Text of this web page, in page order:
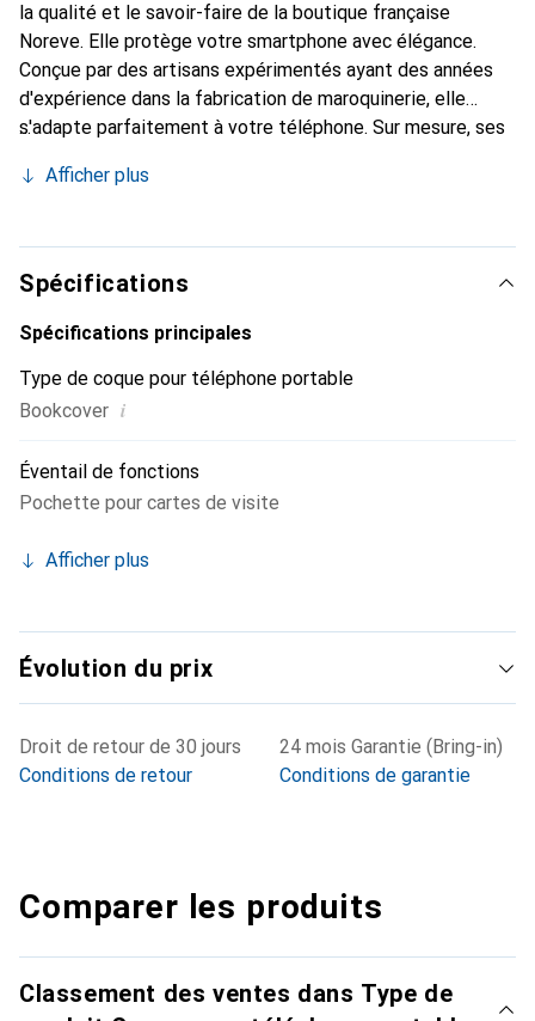
la qualité et le savoir-faire de la boutique française
Noreve. Elle protège votre smartphone avec élégance.
Conçue par des artisans expérimentés ayant des années
d'expérience dans la fabrication de maroquinerie, elle
s'adapte parfaitement à votre téléphone. Sur mesure, ses
peau. Elle devient l'accessoire chic et indispensable pour
ses produits de haute qualité, la marque Noreve est un
choix fiable pour une clientèle exigeante.
Afficher plus
Spécifications
Spécifications principales
Type de coque pour téléphone portable
Bookcover i
Éventail de fonctions
Pochette pour cartes de visite
Afficher plus
Évolution du prix
Droit de retour de 30 jours
Conditions de retour
24 mois Garantie (Bring-in)
Conditions de garantie
Comparer les produits
Classement des ventes dans Type de